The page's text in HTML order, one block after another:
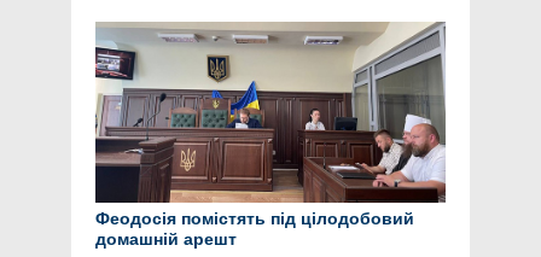
Феодосія помістять під цілодобовий
домашній арешт